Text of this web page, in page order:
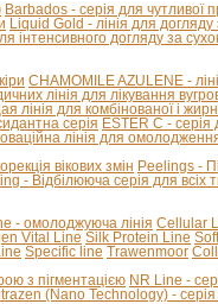
Barbados - серія для чутливої
Liquid Gold - лінія для
інтенсивного догляду за
CHAMOMILE AZULENE -
лінія для лікування
лінія для комбінованої і
серія ESTER C - серія
лінія для
вікових змін Peelings -
- Відбілююча серія для всіх
- омолоджуюча лінія Cellular
Vital Line Silk Protein Line
Specific line Trawenmoor
з пігментацією NR Line -
(Nano Technology) -